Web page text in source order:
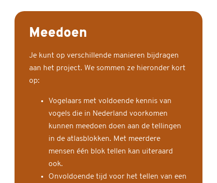
Meedoen
Je kunt op verschillende manieren bijdragen
aan het project. We sommen ze hieronder kort
op:
Vogelaars met voldoende kennis van
vogels die in Nederland voorkomen
kunnen meedoen doen aan de tellingen
in de atlasblokken. Met meerdere
mensen één blok tellen kan uiteraard
ook.
Onvoldoende tijd voor het tellen van een